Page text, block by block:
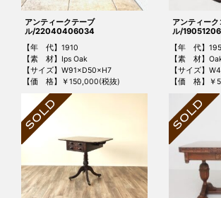
アンティークテーブ
ル/22040406034
【年 代】1910
【素 材】Ips Oak
【サイズ】W91×D50×H7
【価 格】￥150,000(税抜)
アンティー
ル/
【年 代】
【素 材】
【サイズ】
【価 格】￥